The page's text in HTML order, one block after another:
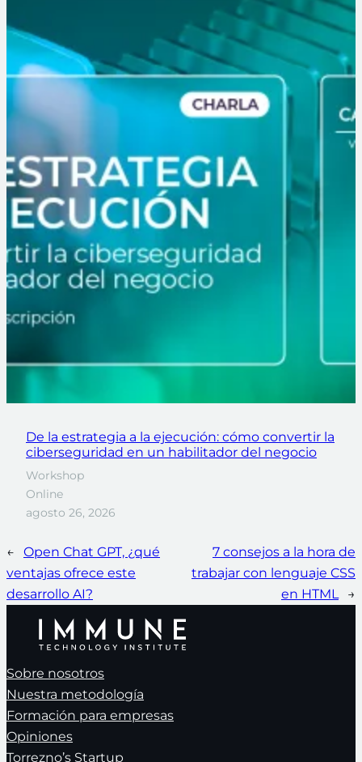
De la estrategia a la ejecución: cómo convertir la
ciberseguridad en un habilitador del negocio
Workshop
Online
agosto 26, 2026
←
Open Chat GPT, ¿qué
ventajas ofrece este
desarrollo AI?
7 consejos a la hora de
trabajar con lenguaje CSS
en HTML
→
Sobre nosotros
Nuestra metodología
Formación para empresas
Opiniones
Torrezno’s Startup